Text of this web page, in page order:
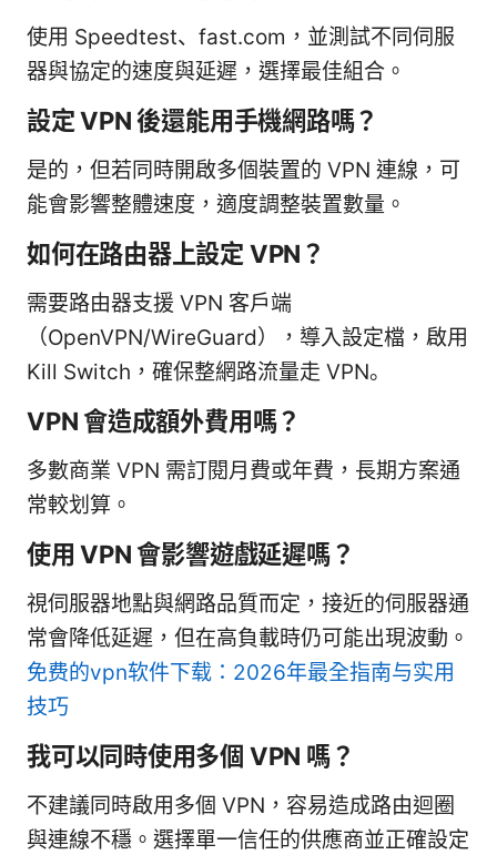
使用 Speedtest、fast.com，並測試不同伺服
器與協定的速度與延遲，選擇最佳組合。
設定 VPN 後還能用手機網路嗎？
是的，但若同時開啟多個裝置的 VPN 連線，可
能會影響整體速度，適度調整裝置數量。
如何在路由器上設定 VPN？
需要路由器支援 VPN 客戶端
（OpenVPN/WireGuard），導入設定檔，啟用
Kill Switch，確保整網路流量走 VPN。
VPN 會造成額外費用嗎？
多數商業 VPN 需訂閱月費或年費，長期方案通
常較划算。
使用 VPN 會影響遊戲延遲嗎？
視伺服器地點與網路品質而定，接近的伺服器通
常會降低延遲，但在高負載時仍可能出現波動。
免费的vpn软件下载：2026年最全指南与实用
技巧
我可以同時使用多個 VPN 嗎？
不建議同時啟用多個 VPN，容易造成路由迴圈
與連線不穩。選擇單一信任的供應商並正確設定